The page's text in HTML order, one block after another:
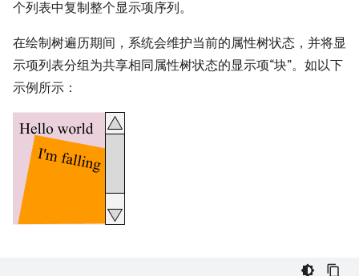
个列表中复制整个显示项序列。
在绘制树遍历期间，系统会维护当前的属性树状态，并将显
示项列表分组为共享相同属性树状态的显示项“块”。如以下
示例所示：